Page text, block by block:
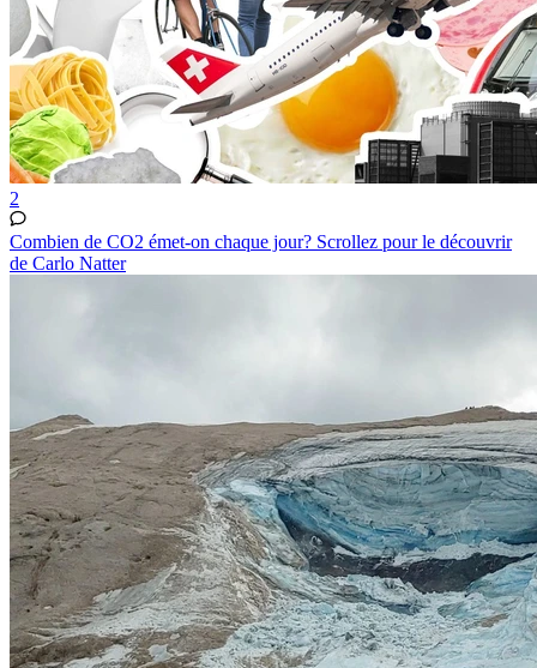
2
Combien de CO2 émet-on chaque jour? Scrollez pour le découvrir
de Carlo Natter